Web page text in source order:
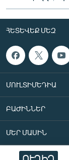
ՀԵՏԵՎԵՔ ՄԵԶ
ՄՈՒԼՏԻՄԵԴԻԱ
ԲԱԺԻՆՆԵՐ
ՄԵՐ ՄԱՍԻՆ